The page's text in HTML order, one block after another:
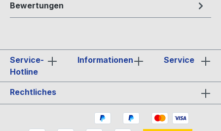
Bewertungen
Service-
Hotline
Informationen Service
Rechtliches